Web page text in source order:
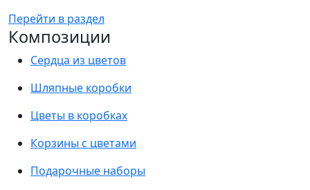
Перейти в раздел
Композиции
Сердца из цветов
Шляпные коробки
Цветы в коробках
Корзины с цветами
Подарочные наборы